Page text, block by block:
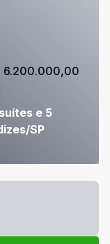
e 5
SP
6.200.000,00